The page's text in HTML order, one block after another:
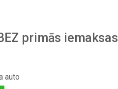
primās iemaksas
auto